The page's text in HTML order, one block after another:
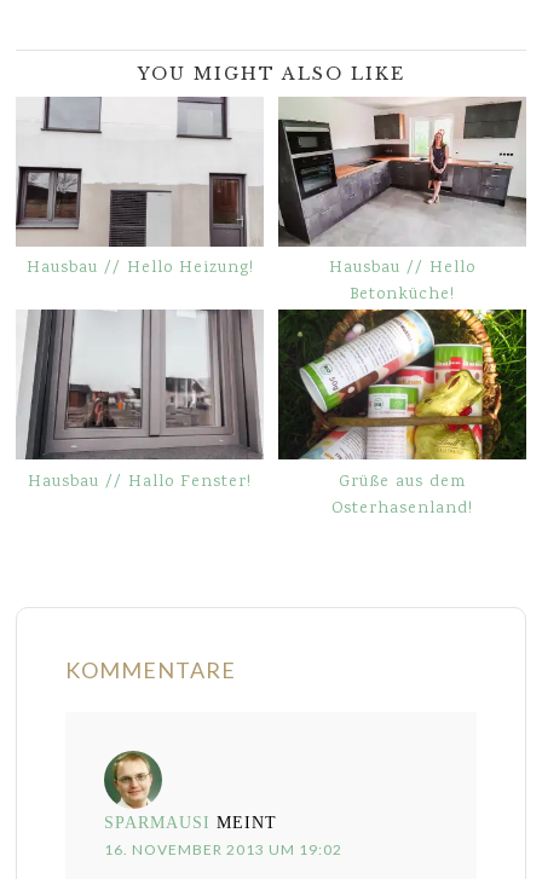
YOU MIGHT ALSO LIKE
Hausbau // Hello Heizung!
Hausbau // Hello
Betonküche!
Hausbau // Hallo Fenster!
Grüße aus dem
Osterhasenland!
KOMMENTARE
SPARMAUSI MEINT
16. NOVEMBER 2013 UM 19:02